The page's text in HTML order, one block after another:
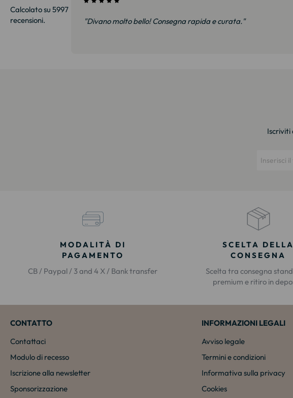
Calcolato su 5997
recensioni.
e soprattutto "Divano molto bello! Consegna rapida e curata."
Iscriviti
MODALITÀ DI
PAGAMENTO
CB / Paypal / 3 and 4 X / Bank transfer
SCELTA DELLA
CONSEGNA
Scelta tra consegna
premium e ritiro in
CONTATTO
Contattaci
Modulo di recesso
Iscrizione alla newsletter
Sponsorizzazione
INFORMAZIONI LEGALI
Avviso legale
Termini e condizioni
Informativa sulla privacy
Cookies